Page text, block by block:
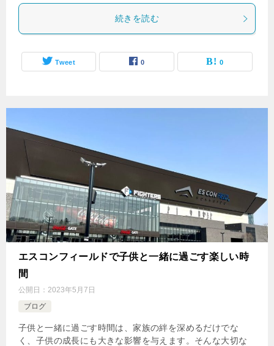
続きを読む
Tweet 0 0
エスコンフィールドで子供と一緒に過ごす楽しい時
間
公開日： 2023年5月7日
ブログ
子供と一緒に過ごす時間は、家族の絆を深めるだけでな
く、子供の成長にも大きな影響を与えます。そんな大切な